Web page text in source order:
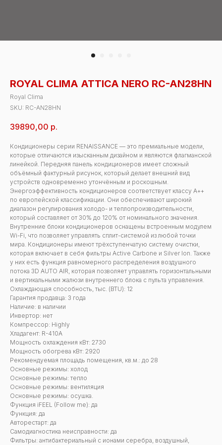
ROYAL CLIMA ATTICA NERO RC-AN28HN
Royal Clima
SKU: RC-AN28HN
39890,00 р.
Кондиционеры серии RENAISSANCE — это премиальные модели,
которые отличаются изысканным дизайном и являются флагманской
линейкой. Передняя панель кондиционеров имеет сложный
объёмный фактурный рисунок, который делает внешний вид
устройств одновременно утончённым и роскошным.
Энергоэффективность кондиционеров соответствует классу А++
по европейской классификации. Они обеспечивают широкий
диапазон регулирования холодо- и теплопроизводительности,
который составляет от 30% до 120% от номинального значения.
Внутренние блоки кондиционеров оснащены встроенным модулем
Wi-Fi, что позволяет управлять сплит-системой из любой точки
мира. Кондиционеры имеют трёхступенчатую систему очистки,
которая включает в себя фильтры Active Carbone и Silver Ion. Также
у них есть функция равномерного распределения воздушного
потока 3D AUTO AIR, которая позволяет управлять горизонтальными
и вертикальными жалюзи внутреннего блока с пульта управления.
Охлаждающая способность, тыс. (BTU): 12
Гарантия продавца: 3 года
Наличие: в наличии
Инвертор: нет
Компрессор: Highly
Хладагент: R-410A
Мощность охлаждения кВт: 2730
Мощность обогрева кВт: 2920
Рекомендуемая площадь помещения, кв.м.: до 28
Основные режимы: холод
Основные режимы: тепло
Основные режимы: вентиляция
Основные режимы: осушка.
Функция iFEEL (Follow me): да
Функция: да
Авторестарт: да
Самодиагностика неисправности: да
Фильтры: антибактериальный с ионами серебра, воздушный,